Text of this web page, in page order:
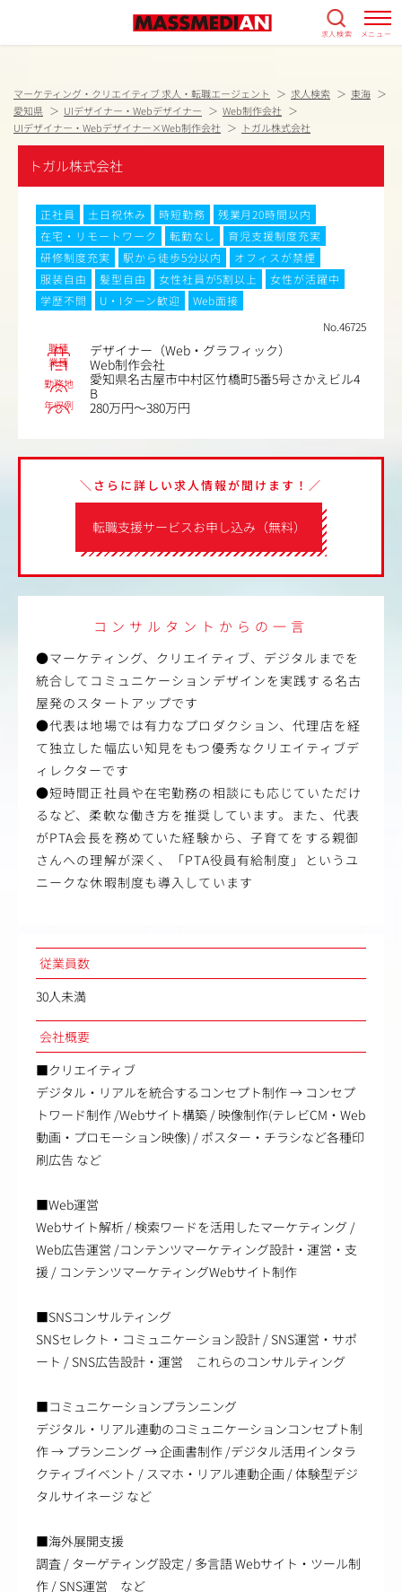
求人検索 メニュー
マーケティング・クリエイティブ 求人・転職エージェント 求人検索
東海
愛知県
UIデザイナー・Webデザイナー
Web制作会社
UIデザイナー・Webデザイナー×Web制作会社
トガル株式会社
トガル株式会社
正社員 土日祝休み 時短勤務
残業月20時間以内
在宅・リモートワーク
転勤なし
育児支援制度充実
研修制度充実
駅から徒歩5分以内
オフィスが禁煙
服装自由
髪型自由 女性社員が5割以上
女性が活躍中
学歴不問
U・Iターン歓迎
Web面接
No.46725
職種 デザイナー（Web・グラフィック）
業種 Web制作会社
勤務地
愛知県名古屋市中村区竹橋町5番5号さかえビル4
B
年収例 280万円～380万円
転職支援サービスお申し込み（無料）
＼さらに詳しい求人情報が聞けます！／
コンサルタントからの一言
●マーケティング、クリエイティブ、デジタルまでを
統合してコミュニケーションデザインを実践する名古
屋発のスタートアップです
●代表は地場では有力なプロダクション、代理店を経
て独立した幅広い知見をもつ優秀なクリエイティブデ
ィレクターです
●短時間正社員や在宅勤務の相談にも応じていただけ
るなど、柔軟な働き方を推奨しています。また、代表
がPTA会長を務めていた経験から、子育てをする親御
さんへの理解が深く、「PTA役員有給制度」というユ
ニークな休暇制度も導入しています
従業員数
30人未満
会社概要
■クリエイティブ
デジタル・リアルを統合するコンセプト制作 → コンセプ
トワード制作 /Webサイト構築 / 映像制作(テレビCM・Web
動画・プロモーション映像) / ポスター・チラシなど各種印
刷広告 など
■Web運営
Webサイト解析 / 検索ワードを活用したマーケティング /
Web広告運営 /コンテンツマーケティング設計・運営・支
援 / コンテンツマーケティングWebサイト制作
■SNSコンサルティング
SNSセレクト・コミュニケーション設計 / SNS運営・サポ
ート / SNS広告設計・運営 これらのコンサルティング
■コミュニケーションプランニング
デジタル・リアル連動のコミュニケーションコンセプト制
作 → プランニング → 企画書制作 /デジタル活用インタラ
クティブイベント / スマホ・リアル連動企画 / 体験型デジ
タルサイネージ など
■海外展開支援
調査 / ターゲティング設定 / 多言語 Webサイト・ツール制
作 / SNS運営 など